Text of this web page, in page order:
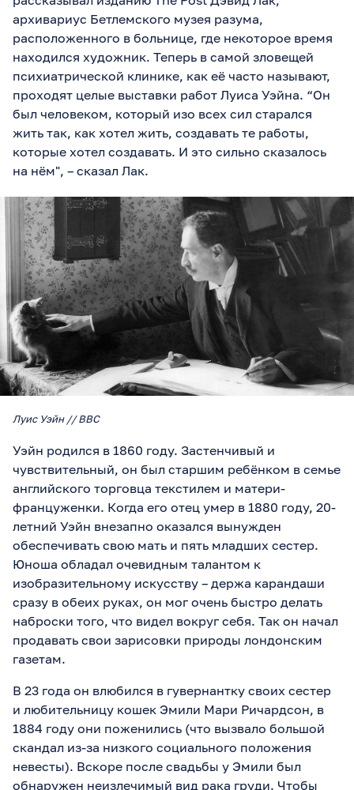
архивариус Бетлемского музея разума,
расположенного в больнице, где некоторое время
находился художник. Теперь в самой зловещей
психиатрической клинике, как её часто называют,
проходят целые выставки работ Луиса Уэйна. “Он
был человеком, который изо всех сил старался
жить так, как хотел жить, создавать те работы,
которые хотел создавать. И это сильно сказалось
на нём", – сказал Лак.
Луис Уэйн // BBC
Уэйн родился в 1860 году. Застенчивый и
чувствительный, он был старшим ребёнком в семье
английского торговца текстилем и матери-
француженки. Когда его отец умер в 1880 году, 20-
летний Уэйн внезапно оказался вынужден
обеспечивать свою мать и пять младших сестер.
Юноша обладал очевидным талантом к
изобразительному искусству – держа карандаши
сразу в обеих руках, он мог очень быстро делать
наброски того, что видел вокруг себя. Так он начал
продавать свои зарисовки природы лондонским
газетам.
В 23 года он влюбился в гувернантку своих сестер
и любительницу кошек Эмили Мари Ричардсон, в
1884 году они поженились (что вызвало большой
скандал из-за низкого социального положения
невесты). Вскоре после свадьбы у Эмили был
обнаружен неизлечимый вид рака груди. Чтобы